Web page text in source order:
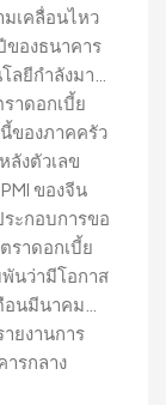
เคลื่อนไหว
ของธนาคาร
ยีกำลังมา…
าดอกเบี้ย
ของภาคครัว
ลังตัวเลข
ของจีน
ะกอบการขอ
ราดอกเบี้ย
นว่ามีโอกาส
นมีนาคม…
ยงานการ
ารกลาง